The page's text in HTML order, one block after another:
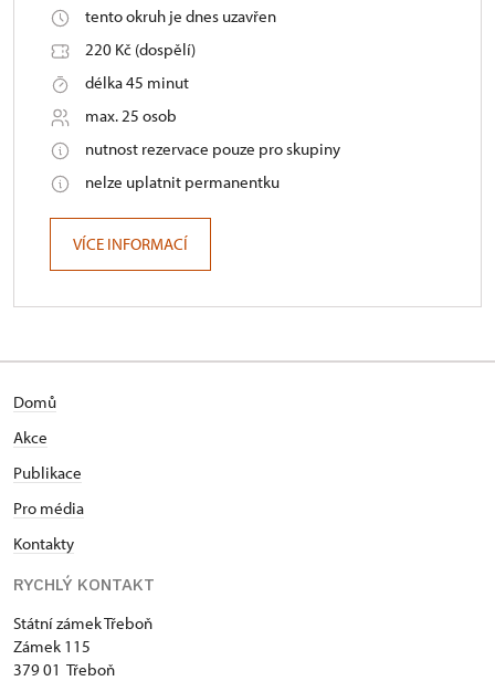
tento okruh je dnes uzavřen
220 Kč (dospělí)
délka 45 minut
max. 25 osob
nutnost rezervace pouze pro skupiny
nelze uplatnit permanentku
VÍCE INFORMACÍ
Domů
Akce
Publikace
Pro média
Kontakty
RYCHLÝ KONTAKT
Státní zámek Třeboň
Zámek 115
379 01 Třeboň